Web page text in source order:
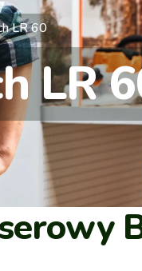
LR 60
LR